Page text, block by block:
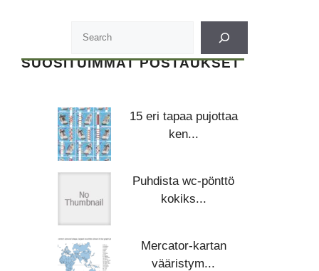
SUOSITUIMMAT POSTAUKSET
15 eri tapaa pujottaa
ken...
Puhdista wc-pönttö
kokiks...
Mercator-kartan
vääristym...